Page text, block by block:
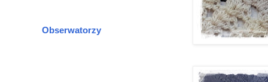
Obserwatorzy